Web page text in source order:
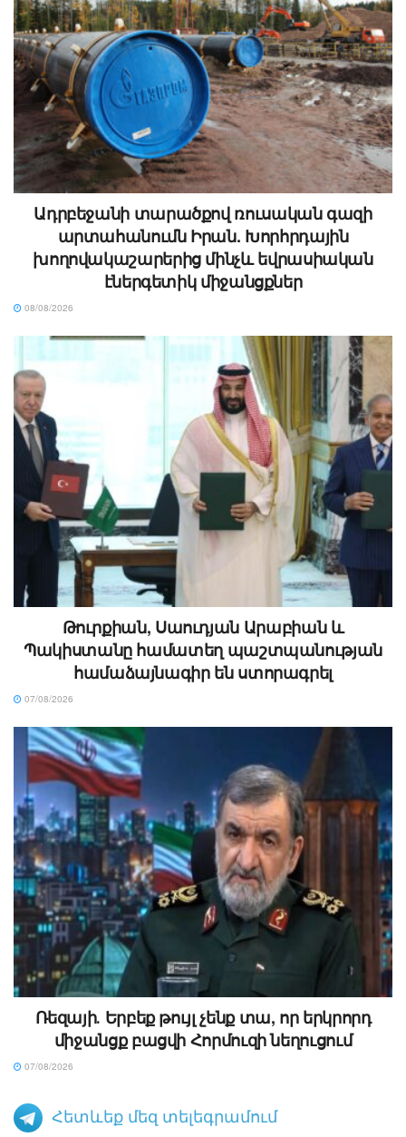
Ադրբեջանի տարածքով ռուսական գազի
արտահանումն Իրան. Խորհրդային
խողովակաշարերից մինչև եվրասիական
էներգետիկ միջանցքներ
08/08/2026
Թուրքիան, Սաուդյան Արաբիան և
Պակիստանը համատեղ պաշտպանության
համաձայնագիր են ստորագրել
07/08/2026
Ռեզայի․ Երբեք թույլ չենք տա, որ երկրորդ
միջանցք բացվի Հորմուզի նեղուցում
07/08/2026
Հետևեք մեզ տելեգրամում